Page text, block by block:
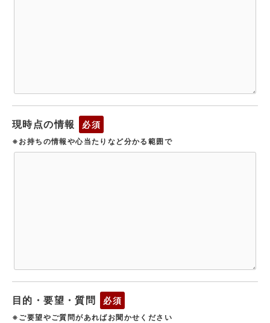
現時点の情報 必須
※お持ちの情報や心当たりなど分かる範囲で
目的・要望・質問 必須
※ご要望やご質問があればお聞かせください